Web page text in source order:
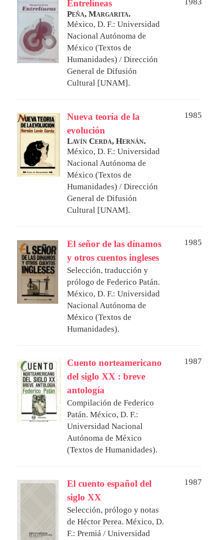
Entrelíneas
Peña, Margarita.
México, D. F.: Universidad
Nacional Autónoma de
México (Textos de
Humanidades) / Dirección
General de Difusión
Cultural [UNAM].
Nueva teoría de la
evolución
1985
Lavín Cerda, Hernán.
México, D. F.: Universidad
Nacional Autónoma de
México (Textos de
Humanidades) / Dirección
General de Difusión
Cultural [UNAM].
El señor de las dínamos
y otros cuentos ingleses
1985
Selección, traducción y
prólogo de Federico Patán.
México, D. F.: Universidad
Nacional Autónoma de
México (Textos de
Humanidades).
Cuento norteamericano
del siglo XX : breve
antología
1987
Compilación de Federico
Patán. México, D. F.:
Universidad Nacional
Autónoma de México
(Textos de Humanidades).
El cuento español del
siglo XX
1987
Selección, prólogo y notas
de Héctor Perea. México, D.
F.: Premiá / Universidad